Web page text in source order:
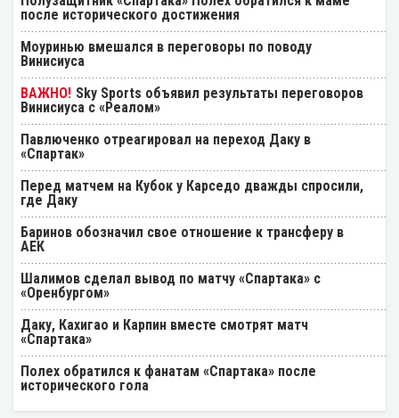
после исторического достижения
Моуринью вмешался в переговоры по поводу
Винисиуса
Sky Sports объявил результаты переговоров
Винисиуса с «Реалом»
Павлюченко отреагировал на переход Даку в
«Спартак»
Перед матчем на Кубок у Карседо дважды спросили,
где Даку
Баринов обозначил свое отношение к трансферу в
АЕК
Шалимов сделал вывод по матчу «Спартака» с
«Оренбургом»
Даку, Кахигао и Карпин вместе смотрят матч
«Спартака»
Полех обратился к фанатам «Спартака» после
исторического гола